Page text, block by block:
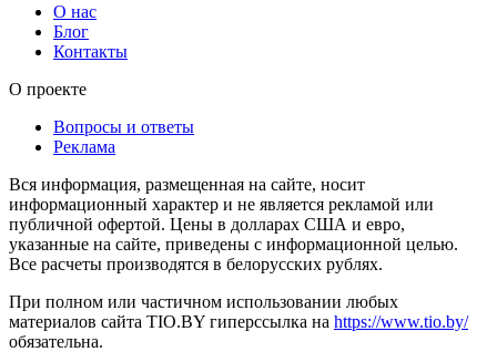
О нас
Блог
Контакты
О проекте
Вопросы и ответы
Реклама
Вся информация, размещенная на сайте, носит
информационный характер и не является рекламой или
публичной офертой. Цены в долларах США и евро,
указанные на сайте, приведены с информационной целью.
Все расчеты производятся в белорусских рублях.
При полном или частичном использовании любых
материалов сайта TIO.BY гиперссылка на https://www.tio.by/
обязательна.